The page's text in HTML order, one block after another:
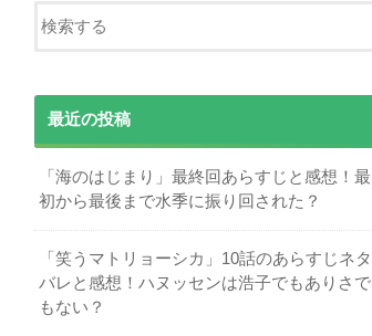
最近の投稿
「海のはじまり」最終回あらすじと感想！最
初から最後まで水季に振り回された？
「笑うマトリョーシカ」10話のあらすじネタ
バレと感想！ハヌッセンは浩子でもありさで
もない？